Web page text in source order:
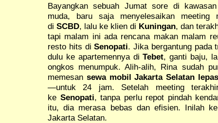
Bayangkan sebuah Jumat sore di
muda, baru saja menyelesaikan
diSCBD, lalu ke klien di Kuningan, dan
tapi malam ini ada rencana makan malam
resto hits diSenopati. Jika bergantung pada
dulu ke apartemennya diTebet, ganti baju,
ongkos menumpuk. Alih-alih, Rina sudah
memesan sewa mobil Jakarta Selatan
—untuk 24 jam. Setelah meeting
ke Senopati, tanpa perlu repot pindah
itu, dia merasa bebas dan efisien. Inilah
Jakarta Selatan.